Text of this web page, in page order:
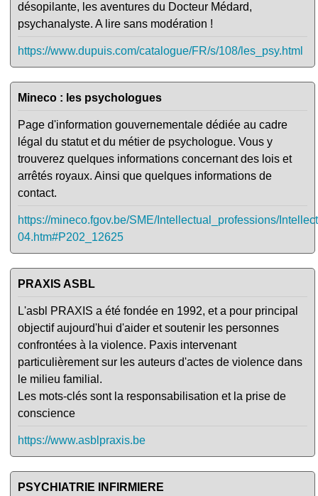
désopilante, les aventures du Docteur Médard,
psychanalyste. A lire sans modération !
https://www.dupuis.com/catalogue/FR/s/108/les_psy.html
Mineco : les psychologues
Page d'information gouvernementale dédiée au cadre
légal du statut et du métier de psychologue. Vous y
trouverez quelques informations concernant des lois et
arrêtés royaux. Ainsi que quelques informations de
contact.
https://mineco.fgov.be/SME/Intellectual_professions/
04.htm#P202_12625
PRAXIS ASBL
L'asbl PRAXIS a été fondée en 1992, et a pour principal
objectif aujourd'hui d'aider et soutenir les personnes
confrontées à la violence. Paxis intervenant
particulièrement sur les auteurs d'actes de violence dans
le milieu familial.
Les mots-clés sont la responsabilisation et la prise de
conscience
https://www.asblpraxis.be
PSYCHIATRIE INFIRMIERE